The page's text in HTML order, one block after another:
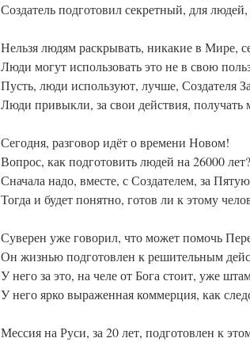
Создатель подготовил секретный, для
Нельзя людям раскрывать, никакие в Мире,
Люди могут использовать это не в свою
Пусть, люди используют, лучше, Создателя
Люди привыкли, за свои действия, получать
Сегодня, разговор идёт о времени Новом!
Вопрос, как подготовить людей на 26000 лет?
Сначала надо, вместе, с Создателем, за
Тогда и будет понятно, готов ли к этому
Суверен уже говорил, что может помочь
Он жизнью подготовлен к решительным
У него за это, на челе от Бога стоит, уже
У него ярко выраженная коммерция, как
Мессия на Руси, за 20 лет, подготовлен к